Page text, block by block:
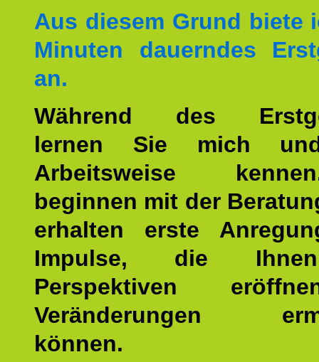
Aus diesem Grund biete
Minuten dauerndes
an.
Während des
lernen Sie mich
Arbeitsweise
beginnen mit der
erhalten erste
Impulse, die
Perspektiven
Veränderungen
können.